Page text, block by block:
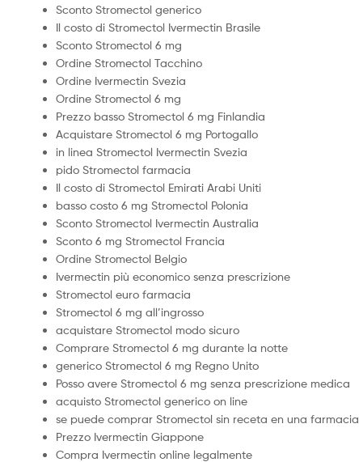
Sconto Stromectol generico
Il costo di Stromectol Ivermectin Brasile
Sconto Stromectol 6 mg
Ordine Stromectol Tacchino
Ordine Ivermectin Svezia
Ordine Stromectol 6 mg
Prezzo basso Stromectol 6 mg Finlandia
Acquistare Stromectol 6 mg Portogallo
in linea Stromectol Ivermectin Svezia
pido Stromectol farmacia
Il costo di Stromectol Emirati Arabi Uniti
basso costo 6 mg Stromectol Polonia
Sconto Stromectol Ivermectin Australia
Sconto 6 mg Stromectol Francia
Ordine Stromectol Belgio
Ivermectin più economico senza prescrizione
Stromectol euro farmacia
Stromectol 6 mg all’ingrosso
acquistare Stromectol modo sicuro
Comprare Stromectol 6 mg durante la notte
generico Stromectol 6 mg Regno Unito
Posso avere Stromectol 6 mg senza prescrizione medica
acquisto Stromectol generico on line
se puede comprar Stromectol sin receta en una farmacia
Prezzo Ivermectin Giappone
Compra Ivermectin online legalmente